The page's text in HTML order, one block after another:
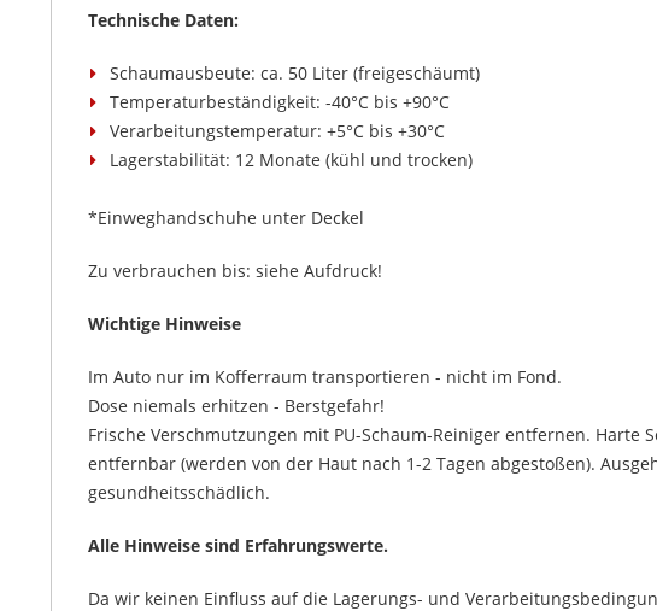
Technische Daten:
Schaumausbeute: ca. 50 Liter (freigeschäumt)
Temperaturbeständigkeit: -40°C bis +90°C
Verarbeitungstemperatur: +5°C bis +30°C
Lagerstabilität: 12 Monate (kühl und trocken)
*Einweghandschuhe unter Deckel
Zu verbrauchen bis: siehe Aufdruck!
Wichtige Hinweise
Im Auto nur im Kofferraum transportieren - nicht im Fond.
Dose niemals erhitzen - Berstgefahr!
Frische Verschmutzungen mit PU-Schaum-Reiniger entfernen. Harte
entfernbar (werden von der Haut nach 1-2 Tagen abgestoßen).
gesundheitsschädlich.
Alle Hinweise sind Erfahrungswerte.
Da wir keinen Einfluss auf die Lagerungs- und